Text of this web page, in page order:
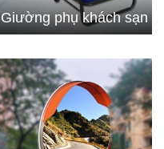
Giường phụ khách sạn